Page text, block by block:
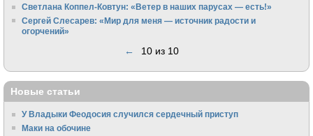
Светлана Коппел-Ковтун: «Ветер в наших парусах — есть!»
Сергей Слесарев: «Мир для меня — источник радости и
огорчений»
← 10 из 10
Новые статьи
У Владыки Феодосия случился сердечный приступ
Маки на обочине